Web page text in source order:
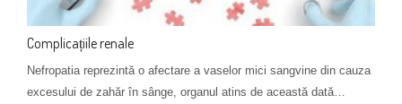
Complicațiile renale
Nefropatia reprezintă o afectare a vaselor mici sangvine din cauza
excesului de zahăr în sânge, organul atins de această dată…